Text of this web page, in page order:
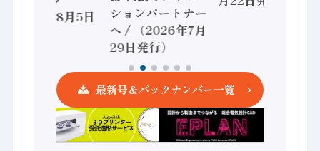
（2026年8月5日
ションパートナー
へ / （2026年7月
29日発行）
最新号＆バックナンバー一覧